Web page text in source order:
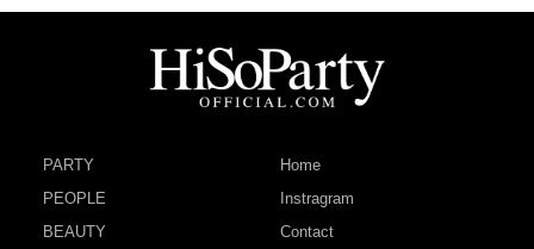
PARTY
PEOPLE
BEAUTY
Home
Instragram
Contact